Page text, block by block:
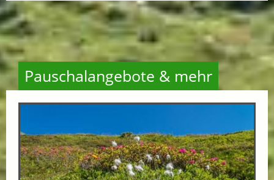
Pauschalangebote & mehr